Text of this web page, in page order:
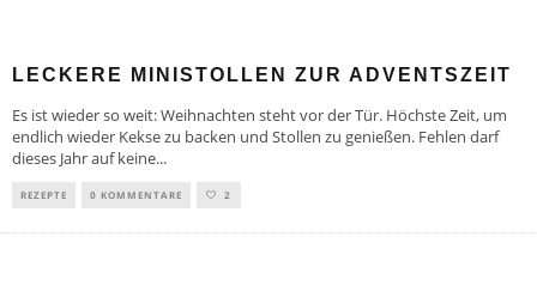
LECKERE MINISTOLLEN ZUR ADVENTSZEIT
Es ist wieder so weit: Weihnachten steht vor der Tür. Höchste Zeit, um
endlich wieder Kekse zu backen und Stollen zu genießen. Fehlen darf
dieses Jahr auf keine...
REZEPTE 0 KOMMENTARE 2